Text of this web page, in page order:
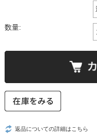
数量:
返品についての詳細はこちら